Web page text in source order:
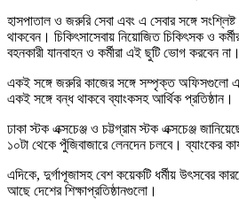
হাসপাতাল ও জরুরি সেবা এবং এ সেবার সঙ্গে
থাকবেন। চিকিৎসাসেবায় নিয়োজিত চিকিৎসক ও
বহনকারী যানবাহন ও কর্মীরা এই ছুটি ভোগ করবেন না।
একই সঙ্গে জরুরি কাজের সঙ্গে সম্পৃক্ত অফিসগুলো
একই সঙ্গে বন্ধ থাকবে ব্যাংকসহ আর্থিক প্রতিষ্ঠান।
ঢাকা স্টক এক্সচেঞ্জ ও চট্টগ্রাম স্টক এক্সচেঞ্জ
১০টা থেকে পুঁজিবাজারে লেনদেন চলবে। ব্যাংকের
এদিকে, দুর্গাপূজাসহ বেশ কয়েকটি ধর্মীয় উৎসবের
আছে দেশের শিক্ষাপ্রতিষ্ঠানগুলো।